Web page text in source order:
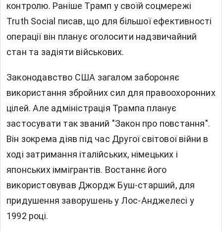
контролю. Раніше Трамп у своїй соцмережі
Truth Social писав, що для більшої ефективності
операції він планує оголосити надзвичайний
стан та задіяти військових.
Законодавство США загалом забороняє
використання збройних сил для правоохоронних
цілей. Але ​​адміністрація Трампа планує
застосувати так званий "Закон про повстання".
Він зокрема діяв під час Другої світової війни в
ході затримання італійських, німецьких і
японських іммігрантів. Востаннє його
використовував Джордж Буш-старший, для
придушення заворушень у Лос-Анджелесі у
1992 році.